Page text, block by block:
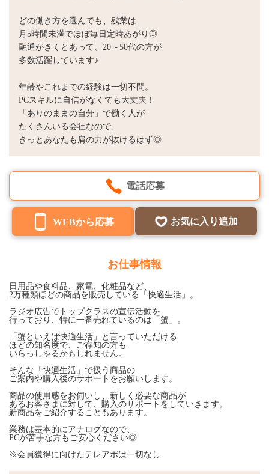
どの働き方を選んでも、残業は
月5時間未満でほぼ毎日定時あがり◎
融通がきくとあって、20～50代の方が
多数活躍しています♪
年齢やこれまでの経験は一切不問。
PCスキルに自信がなくても大丈夫！
「ありのままの自分」で働く人が
たくさんいる会社なので、
きっとあなたも肩の力が抜けるはず◎
電話応募
WEBから応募 お気に入り追加
お仕事情報
日用品や食料品、家電、化粧品など、
2万種類ほどの商品を販売している「快適生活」。
ラジオ広告でトップクラスの宣伝活動を
行っており、特に一番売れているのは「蟹」。
「蟹といえば快適生活」と言っていただける
ほどの知名度で、ご存知の方も
いらっしゃるかもしれません。
そんな「快適生活」で扱う商品の
ご案内や購入後のサポートをお願いします。
商品の使用感をお伺いし、新しく必要な商品が
あるお客さまに対して、購入のサポートをしていきます。
新商品をご紹介することもあります。
業務は基本的にアナログなので、
PCが苦手な方もご安心ください◎
※会員獲得に向けたテレアポは一切なし